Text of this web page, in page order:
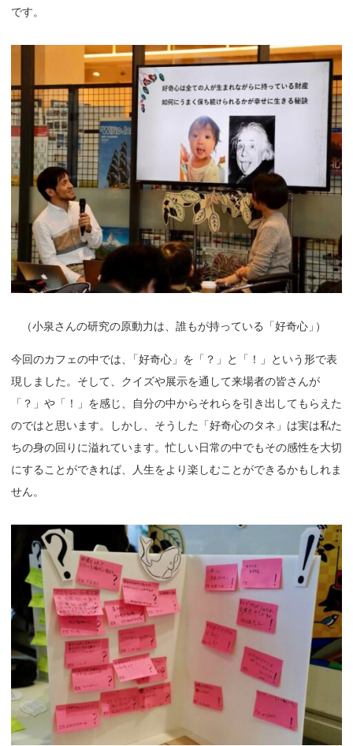
です。
（小泉さんの研究の原動力は、誰もが持っている「好奇心 」 ）
今回のカフェの中では
「好奇心」を「？」と「！」という形で表
現しました。そして、クイズや展示を通して来場者の皆さんが
「？」や「！」を感じ、自分の中からそれらを引き出してもらえた
のではと思います。しかし、そうした「好奇心のタネ」は実は私た
ちの身の回りに溢れています。忙しい日常の中でもその感性を大切
にすることができれば、人生をより楽しむことができるかもしれま
せん。